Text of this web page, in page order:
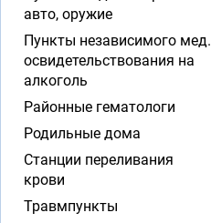
авто, оружие
Пункты независимого мед.
освидетельствования на
алкоголь
Районные гематологи
Родильные дома
Станции переливания
крови
Травмпункты